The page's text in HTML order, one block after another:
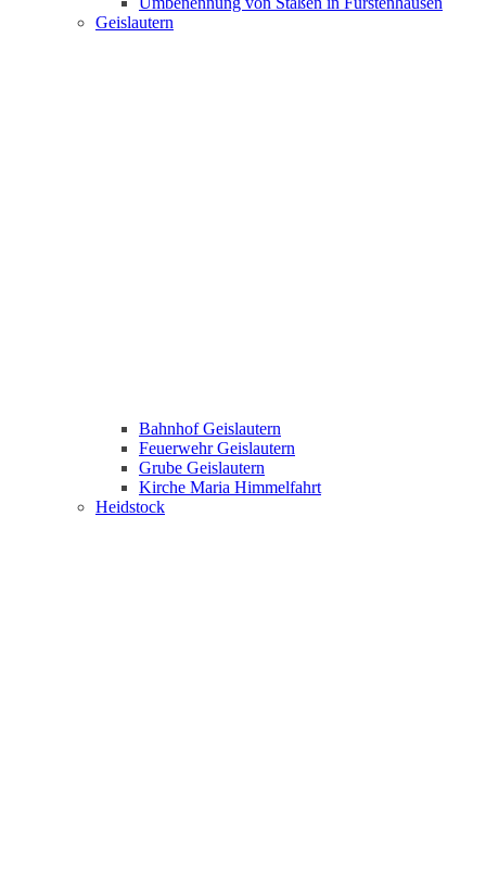
Geislautern
Bahnhof Geislautern
Feuerwehr Geislautern
Grube Geislautern
Kirche Maria Himmelfahrt
Heidstock